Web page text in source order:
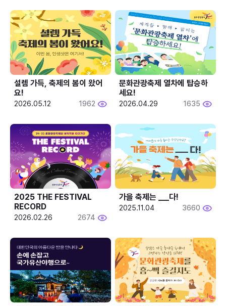
설렘 가득, 축제의 봄이 왔어
요!
2026.05.12 1962
문화관광축제 열차에 탑승하
세요!
2026.04.29 1635
2025 THE FESTIVAL
RECORD
2026.02.26 2674
2025.11.04 3660